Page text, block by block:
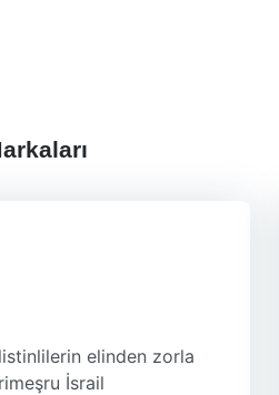
elinden zorla
İsrail